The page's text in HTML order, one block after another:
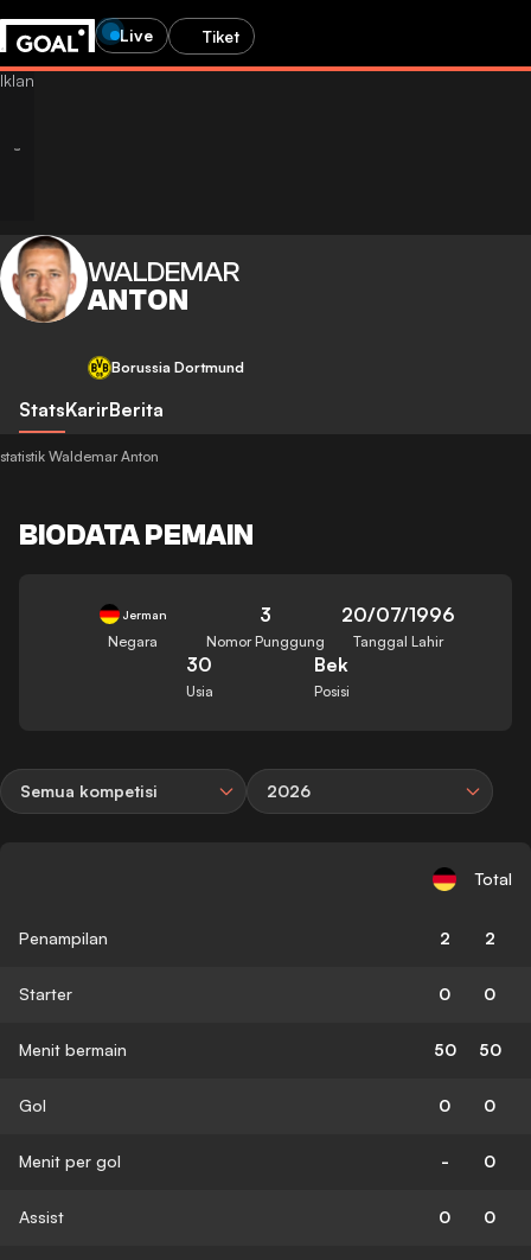
Live Tiket
WALDEMAR
ANTON
Borussia Dortmund
StatsKarirBerita
statistik Waldemar Anton
BIODATA PEMAIN
Jerman
Negara
3
Nomor Punggung
20/07/1996
Tanggal Lahir
30
Usia
Bek
Posisi
Semua kompetisi 2026
Total
Penampilan 2 2
Starter 0 0
Menit bermain 50 50
Gol 0 0
Menit per gol - 0
Assist 0 0